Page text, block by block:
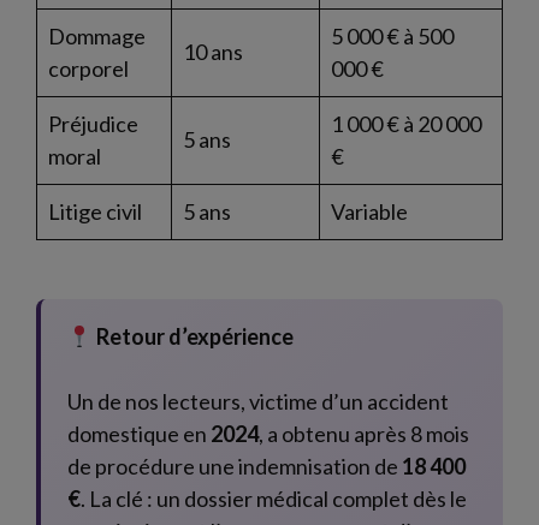
Dommage
corporel
10 ans
5 000 € à 500
000 €
Préjudice
moral
5 ans
1 000 € à 20 000
€
Litige civil 5 ans Variable
Retour d’expérience
Un de nos lecteurs, victime d’un accident
domestique en 2024, a obtenu après 8 mois
de procédure une indemnisation de 18 400
€. La clé : un dossier médical complet dès le